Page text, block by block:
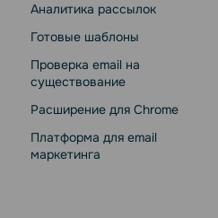
Аналитика рассылок
Готовые шаблоны
Проверка email на
существование
Расширение для Chrome
Платформа для email
маркетинга